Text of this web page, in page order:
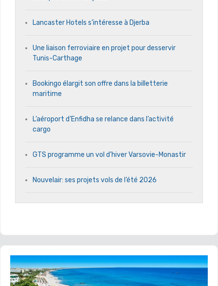
Lancaster Hotels s’intéresse à Djerba
Une liaison ferroviaire en projet pour desservir
Tunis-Carthage
Bookingo élargit son offre dans la billetterie
maritime
L’aéroport d’Enfidha se relance dans l’activité
cargo
GTS programme un vol d’hiver Varsovie-Monastir
Nouvelair: ses projets vols de l’été 2026